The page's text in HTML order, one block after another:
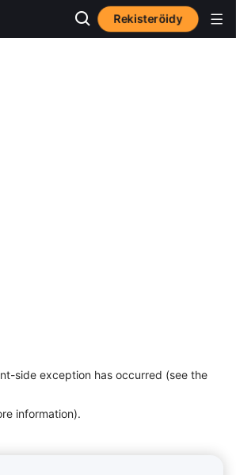
Rekisteröidy
side exception has occurred (see the
information).